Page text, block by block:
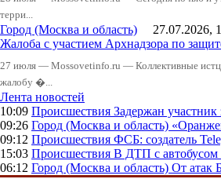
терри...
Город (Москва и область) 27.07.2026,
Жалоба с участием Архнадзора по
27 июля — Mossovetinfo.ru — Коллективные
жалобу �...
Лента новостей
10:09 Происшествия Задержан
09:26 Город (Москва и область)
09:12 Происшествия ФСБ: создатель
15:03 Происшествия В ДТП с автобусом
06:12 Город (Москва и область) От атак